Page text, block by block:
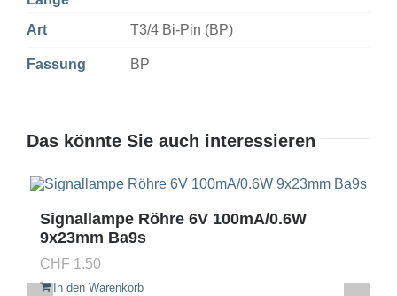
Art
T3/4 Bi-Pin (BP)
Fassung BP
Das könnte Sie auch interessieren
Signallampe Röhre 6V 100mA/0.6W
9x23mm Ba9s
CHF 1.50
In den Warenkorb